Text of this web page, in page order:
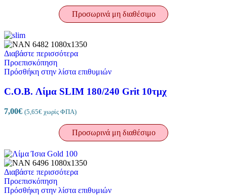
Προσωρινά μη διαθέσιμο
Διαβάστε περισσότερα
Προεπισκόπηση
Πρόσθήκη στην λίστα επιθυμιών
C.O.B. Λίμα SLIM 180/240 Grit 10τμχ
7,00€ (5,65€ χωρίς ΦΠΑ)
Προσωρινά μη διαθέσιμο
Διαβάστε περισσότερα
Προεπισκόπηση
Πρόσθήκη στην λίστα επιθυμιών